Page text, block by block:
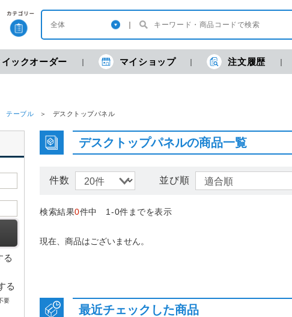
イックオーダー マイショップ 注文履歴
テーブル デスクトップパネル
る
る
要
デスクトップパネルの商品一覧
件数 並び順
検索結果0件中 1-0件までを表示
現在、商品はございません。
最近チェックした商品